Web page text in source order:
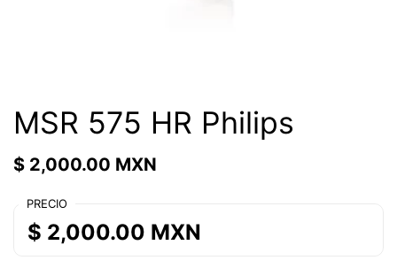
MSR 575 HR Philips
$ 2,000.00 MXN
PRECIO
$ 2,000.00 MXN